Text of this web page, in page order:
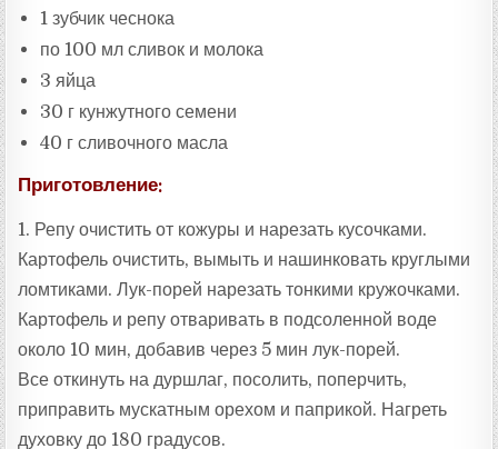
1 зубчик чеснока
по 100 мл сливок и молока
3 яйца
30 г кунжутного семени
40 г сливочного масла
Приготовление:
1. Репу очистить от кожуры и нарезать кусочками.
Картофель очистить, вымыть и нашинковать круглыми
ломтиками. Лук-порей нарезать тонкими кружочками.
Картофель и репу отваривать в подсоленной воде
около 10 мин, добавив через 5 мин лук-порей.
Все откинуть на дуршлаг, посолить, поперчить,
приправить мускатным орехом и паприкой. Нагреть
духовку до 180 градусов.